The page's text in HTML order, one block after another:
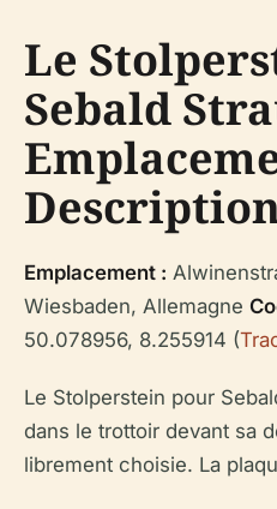
Le
Sebald
Emplacement :
Wiesbaden, Allemagne
50.078956, 8.255914 (
Le Stolperstein pour
dans le trottoir devant sa
librement choisie. La